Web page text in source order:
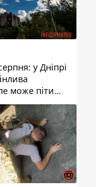
у Дніпрі
може піти